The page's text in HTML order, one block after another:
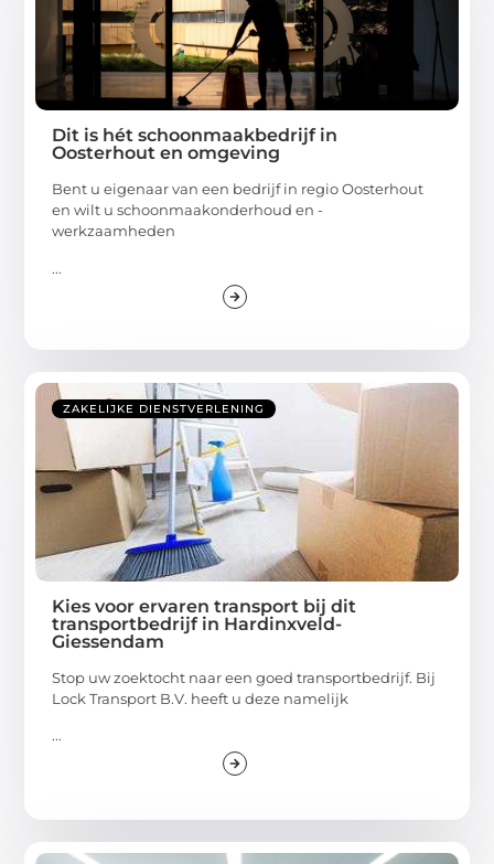
Dit is hét schoonmaakbedrijf in
Oosterhout en omgeving
Bent u eigenaar van een bedrijf in regio Oosterhout
en wilt u schoonmaakonderhoud en -
werkzaamheden
...
ZAKELIJKE DIENSTVERLENING
Kies voor ervaren transport bij dit
transportbedrijf in Hardinxveld-
Giessendam
Stop uw zoektocht naar een goed transportbedrijf. Bij
Lock Transport B.V. heeft u deze namelijk
...